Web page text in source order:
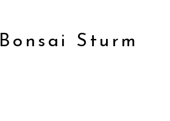
Bonsai Sturm